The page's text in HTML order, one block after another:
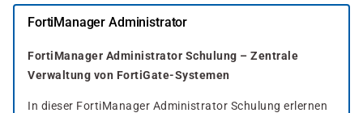
FortiManager Administrator
FortiManager Administrator Schulung – Zentrale
Verwaltung von FortiGate-Systemen
In dieser FortiManager Administrator Schulung erlernen